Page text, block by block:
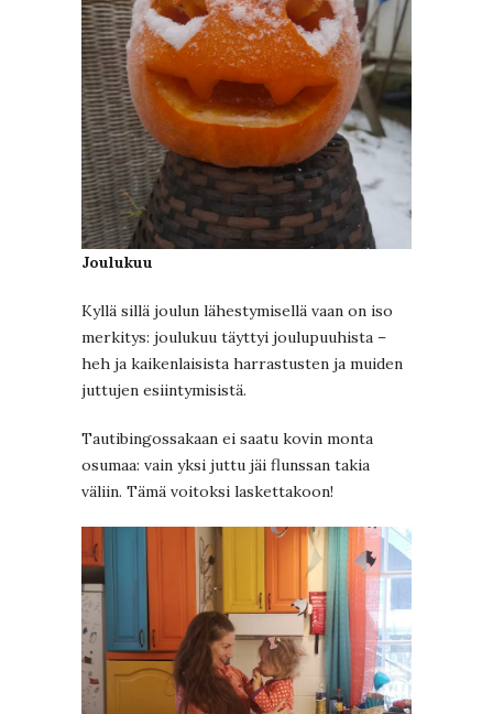
Joulukuu
Kyllä sillä joulun lähestymisellä vaan on iso
merkitys: joulukuu täyttyi joulupuuhista –
heh ja kaikenlaisista harrastusten ja muiden
juttujen esiintymisistä.
Tautibingossakaan ei saatu kovin monta
osumaa: vain yksi juttu jäi flunssan takia
väliin. Tämä voitoksi laskettakoon!